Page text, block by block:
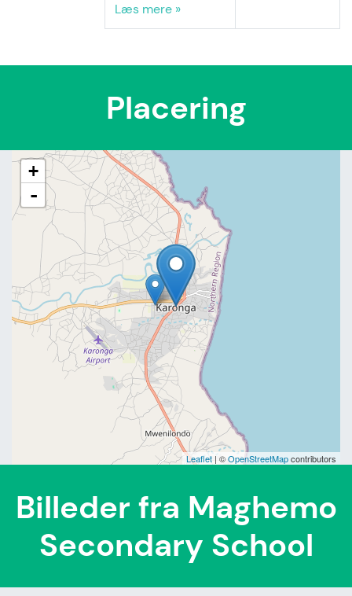
Læs mere »
Placering
+
-
Leaflet | ©OpenStreetMapcontributors
Billeder fra Maghemo
Secondary School